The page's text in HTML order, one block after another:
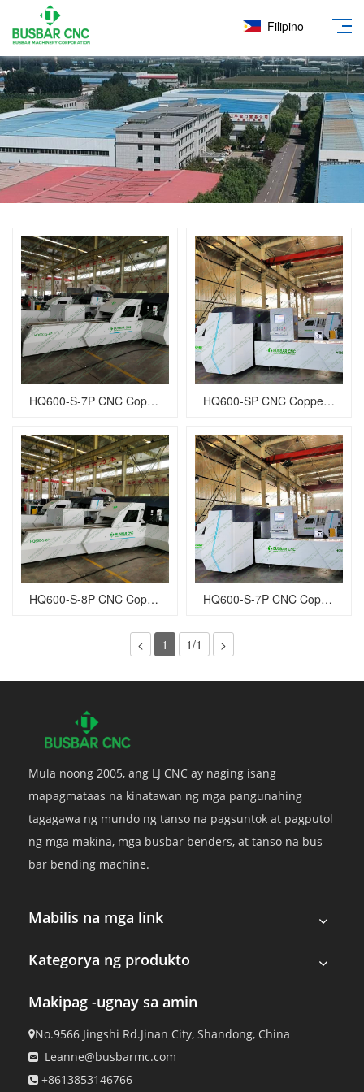
Filipino
HQ600-S-7P CNC Copper Busbar Punching Shearing Machine HQ600-SP CNC Copper Busbar Punching Shearing Machine
HQ600-S-8P CNC Copper Busbar Punching Machine HQ600-S-7P CNC Copper Busbar Punching Shearing Machine
< 1 1/1 >
Mula noong 2005, ang LJ CNC ay naging isang
mapagmataas na kinatawan ng mga pangunahing
tagagawa ng mundo ng tanso na pagsuntok at pagputol
ng mga makina, mga busbar benders, at tanso na bus
bar bending machine.
Mabilis na mga link
Kategorya ng produkto
Makipag -ugnay sa amin
No.9566 Jingshi Rd.Jinan City, Shandong, China
 Leanne@busbarmc.com
 +8613853146766